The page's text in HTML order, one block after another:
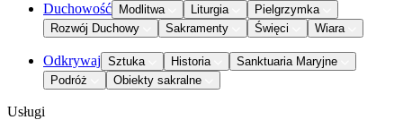
Duchowość Modlitwa Liturgia
Pielgrzymka
Rozwój Duchowy
Sakramenty Święci Wiara
Odkrywaj Sztuka Historia
Sanktuaria Maryjne
Podróż
Obiekty sakralne
Usługi